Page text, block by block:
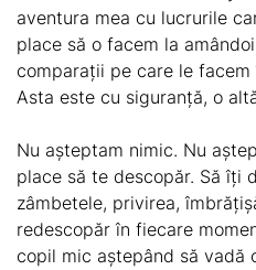
aventura mea cu lucrurile
place să o facem la
comparații pe care le
Asta este cu siguranță, o
Nu așteptam nimic. Nu
place să te descopăr. Să îți
zâmbetele, privirea,
redescopăr în fiecare
copil mic aștepând să vadă